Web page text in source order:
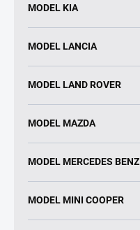
MODEL KIA
MODEL LANCIA
MODEL LAND ROVER
MODEL MAZDA
MODEL MERCEDES BENZ
MODEL MINI COOPER